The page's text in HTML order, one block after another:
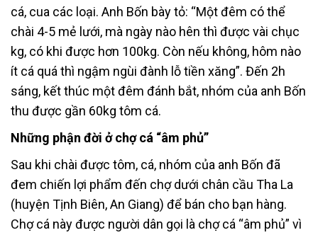
cá, cua các loại. Anh Bốn bày tỏ: “Một đêm có thể
chài 4-5 mẻ lưới, mà ngày nào hên thì được vài chục
kg, có khi được hơn 100kg. Còn nếu không, hôm nào
ít cá quá thì ngậm ngùi đành lỗ tiền xăng”. Đến 2h
sáng, kết thúc một đêm đánh bắt, nhóm của anh Bốn
thu được gần 60kg tôm cá.
Những phận đời ở chợ cá “âm phủ”
Sau khi chài được tôm, cá, nhóm của anh Bốn đã
đem chiến lợi phẩm đến chợ dưới chân cầu Tha La
(huyện Tịnh Biên, An Giang) để bán cho bạn hàng.
Chợ cá này được người dân gọi là chợ cá “âm phủ” vì